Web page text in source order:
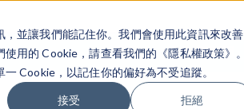
並讓我們能記住你。我們會使用此資訊來改善
用的 Cookie，請查看我們的《隱私權政策》。
Cookie，以記住你的偏好為不受追蹤。
接受 拒絕
产品 行业应用